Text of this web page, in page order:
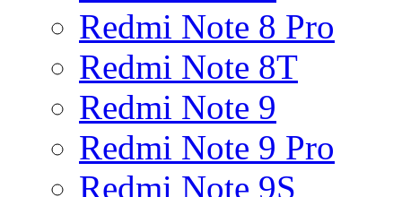
Redmi Note 8 Pro
Redmi Note 8T
Redmi Note 9
Redmi Note 9 Pro
Redmi Note 9S